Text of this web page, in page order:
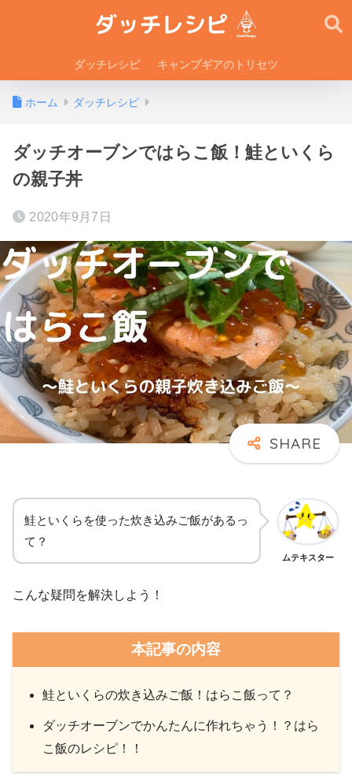
ダッチレシピ キャンプギアのトリセツ
ホーム ダッチレシピ
ダッチオーブンではらこ飯！鮭といくら
の親子丼
2020年9月7日
鮭といくらを使った炊き込みご飯があるっ
て？
ムテキスター
こんな疑問を解決しよう！
本記事の内容
鮭といくらの炊き込みご飯！はらこ飯って？
ダッチオーブンでかんたんに作れちゃう！？はら
こ飯のレシピ！！